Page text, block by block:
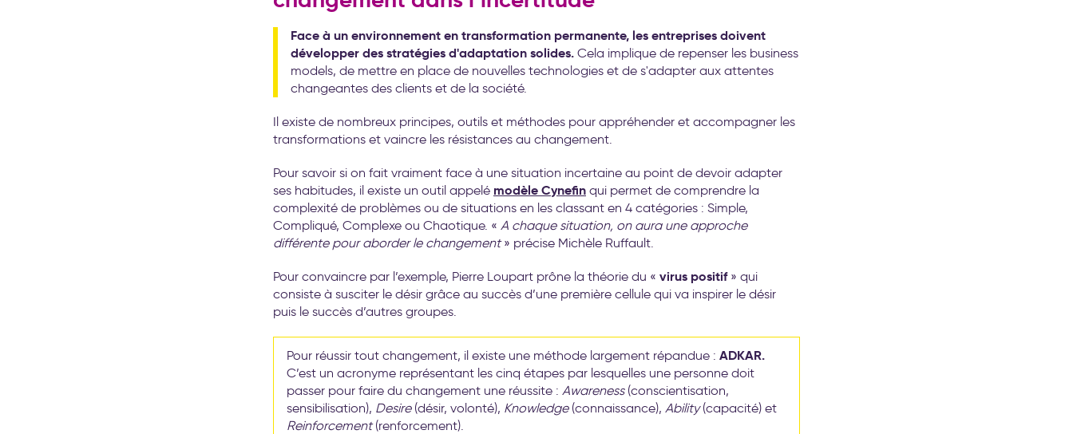
Face à un environnement en transformation permanente, les entreprises doivent
développer des stratégies d'adaptation solides. Cela implique de repenser les business
models, de mettre en place de nouvelles technologies et de s'adapter aux attentes
changeantes des clients et de la société.
Il existe de nombreux principes, outils et méthodes pour appréhender et accompagner les
transformations et vaincre les résistances au changement.
Pour savoir si on fait vraiment face à une situation incertaine au point de devoir adapter
ses habitudes, il existe un outil appelé modèle Cynefin qui permet de comprendre la
complexité de problèmes ou de situations en les classant en 4 catégories : Simple,
Compliqué, Complexe ou Chaotique. « A chaque situation, on aura une approche
différente pour aborder le changement» précise Michèle Ruffault.
Pour convaincre par l’exemple, Pierre Loupart prône la théorie du « virus positif» qui
consiste à susciter le désir grâce au succès d’une première cellule qui va inspirer le désir
puis le succès d’autres groupes.
Pour réussir tout changement, il existe une méthode largement répandue : ADKAR.
C’est un acronyme représentant les cinq étapes par lesquelles une personne doit
passer pour faire du changement une réussite : Awareness(conscientisation,
sensibilisation), Desire(désir, volonté), Knowledge(connaissance), Ability(capacité) et
Reinforcement(renforcement).